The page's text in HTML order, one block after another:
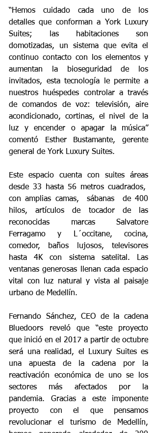
“Hemos cuidado cada uno de los
detalles que conforman a York Luxury
Suites; las habitaciones son
domotizadas, un sistema que evita el
continuo contacto con los elementos y
aumentan la bioseguridad de los
invitados, esta tecnología le permite a
nuestros huéspedes controlar a través
de comandos de voz: televisión, aire
acondicionado, cortinas, el nivel de la
luz y encender o apagar la música”
comentó Esther Bustamante, gerente
general de York Luxury Suites.
Este espacio cuenta con suites áreas
desde 33 hasta 56 metros cuadrados,
con amplias camas,  sábanas  de 400
hilos, artículos de tocador de las
reconocidas marcas Salvatore
Ferragamo y L´occitane, cocina,
comedor, baños lujosos, televisores
hasta 4K con sistema satelital. Las
ventanas generosas llenan cada espacio
vital con luz natural y vista al paisaje
urbano de Medellín.
Fernando Sánchez, CEO de la cadena
Bluedoors reveló que “este proyecto
que inició en el 2017 a partir de octubre
será una realidad, el Luxury Suites es
una apuesta de la cadena por la
reactivación económica de uno se los
sectores más afectados por la
pandemia. Gracias a este imponente
proyecto con el que pensamos
revolucionar el turismo de Medellín,